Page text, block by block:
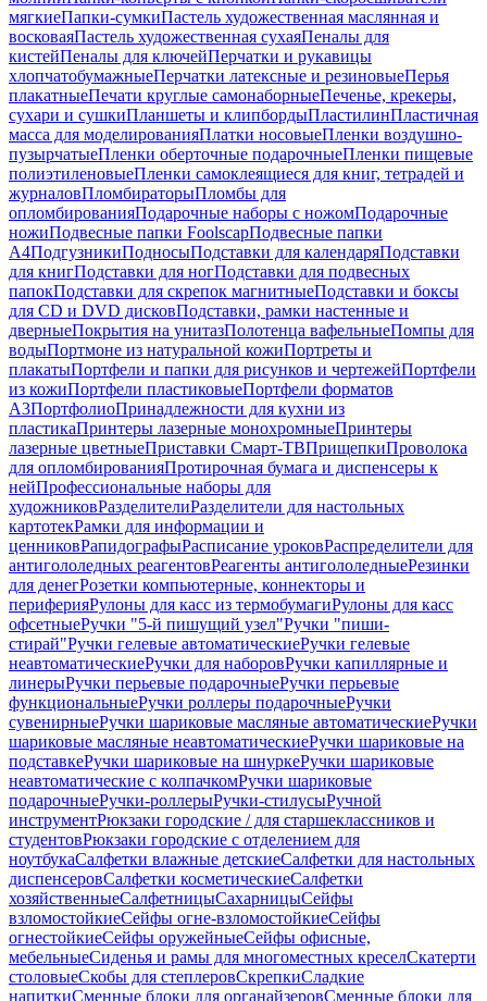
мягкиеПапки-сумкиПастель художественная маслянная и
восковаяПастель художественная сухаяПеналы для
кистейПеналы для ключейПерчатки и рукавицы
хлопчатобумажныеПерчатки латексные и резиновыеПерья
плакатныеПечати круглые самонаборныеПеченье, крекеры,
сухари и сушкиПланшеты и клипбордыПластилинПластичная
масса для моделированияПлатки носовыеПленки воздушно-
пузырчатыеПленки оберточные подарочныеПленки пищевые
полиэтиленовыеПленки самоклеящиеся для книг, тетрадей и
журналовПломбираторыПломбы для
опломбированияПодарочные наборы с ножомПодарочные
ножиПодвесные папки FoolscapПодвесные папки
А4ПодгузникиПодносыПодставки для календаряПодставки
для книгПодставки для ногПодставки для подвесных
папокПодставки для скрепок магнитныеПодставки и боксы
для CD и DVD дисковПодставки, рамки настенные и
дверныеПокрытия на унитазПолотенца вафельныеПомпы для
водыПортмоне из натуральной кожиПортреты и
плакатыПортфели и папки для рисунков и чертежейПортфели
из кожиПортфели пластиковыеПортфели форматов
А3ПортфолиоПринадлежности для кухни из
пластикаПринтеры лазерные монохромныеПринтеры
лазерные цветныеПриставки Смарт-ТВПрищепкиПроволока
для опломбированияПротирочная бумага и диспенсеры к
нейПрофессиональные наборы для
художниковРазделителиРазделители для настольных
картотекРамки для информации и
ценниковРапидографыРасписание уроковРаспределители для
антигололедных реагентовРеагенты антигололедныеРезинки
для денегРозетки компьютерные, коннекторы и
периферияРулоны для касс из термобумагиРулоны для касс
офсетныеРучки "5-й пишущий узел"Ручки "пиши-
стирай"Ручки гелевые автоматическиеРучки гелевые
неавтоматическиеРучки для наборовРучки капиллярные и
линерыРучки перьевые подарочныеРучки перьевые
функциональныеРучки роллеры подарочныеРучки
сувенирныеРучки шариковые масляные автоматическиеРучки
шариковые масляные неавтоматическиеРучки шариковые на
подставкеРучки шариковые на шнуркеРучки шариковые
неавтоматические с колпачкомРучки шариковые
подарочныеРучки-роллерыРучки-стилусыРучной
инструментРюкзаки городские / для старшеклассников и
студентовРюкзаки городские с отделением для
ноутбукаСалфетки влажные детскиеСалфетки для настольных
диспенсеровСалфетки косметическиеСалфетки
хозяйственныеСалфетницыСахарницыСейфы
взломостойкиеСейфы огне-взломостойкиеСейфы
огнестойкиеСейфы оружейныеСейфы офисные,
мебельныеСиденья и рамы для многоместных креселСкатерти
столовыеСкобы для степлеровСкрепкиСладкие
напиткиСменные блоки для органайзеровСменные блоки для